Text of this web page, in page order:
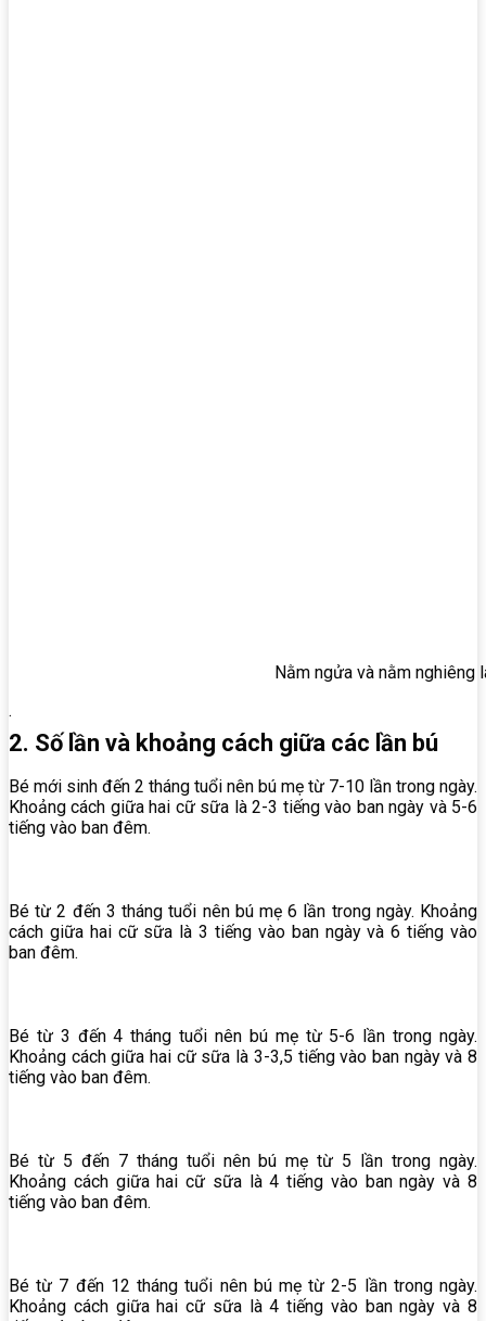
Nằm ngửa và nằm
.
2. Số lần và khoảng cách giữa các lần bú
Bé mới sinh đến 2 tháng tuổi nên bú mẹ từ 7-10 lần trong ngày.
Khoảng cách giữa hai cữ sữa là 2-3 tiếng vào ban ngày và 5-6
tiếng vào ban đêm.
Bé từ 2 đến 3 tháng tuổi nên bú mẹ 6 lần trong ngày. Khoảng
cách giữa hai cữ sữa là 3 tiếng vào ban ngày và 6 tiếng vào
ban đêm.
Bé từ 3 đến 4 tháng tuổi nên bú mẹ từ 5-6 lần trong ngày.
Khoảng cách giữa hai cữ sữa là 3-3,5 tiếng vào ban ngày và 8
tiếng vào ban đêm.
Bé từ 5 đến 7 tháng tuổi nên bú mẹ từ 5 lần trong ngày.
Khoảng cách giữa hai cữ sữa là 4 tiếng vào ban ngày và 8
tiếng vào ban đêm.
Bé từ 7 đến 12 tháng tuổi nên bú mẹ từ 2-5 lần trong ngày.
Khoảng cách giữa hai cữ sữa là 4 tiếng vào ban ngày và 8